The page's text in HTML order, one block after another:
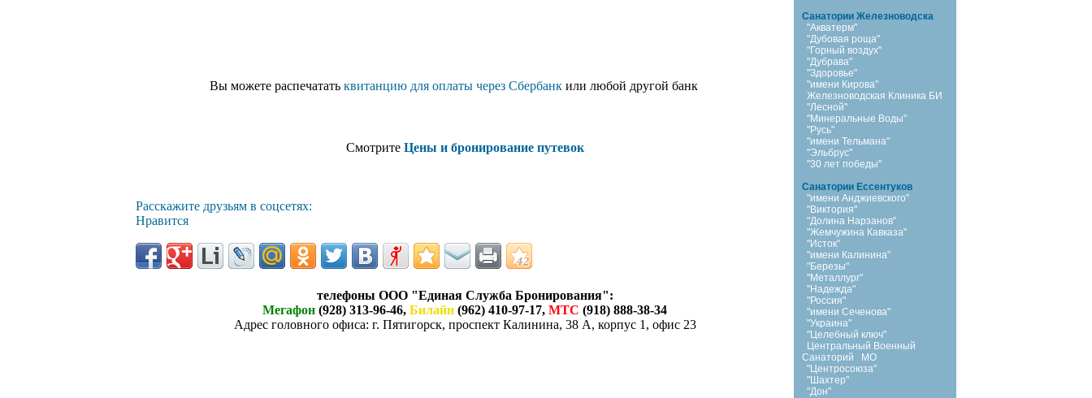
Вы можете распечатать квитанцию для оплаты через Сбербанк или любой другой банк
Смотрите Цены и бронирование путевок
Расскажите друзьям в соцсетях:
Нравится
телефоны ООО "Единая Служба Бронирования":
Мегафон (928) 313-96-46, Билайн (962) 410-97-17, МТС (918) 888-38-34
Адрес головного офиса: г. Пятигорск, проспект Калинина, 38 А, корпус 1, офис 23
Санатории Железноводска
"Акватерм"
"Дубовая роща"
"Горный воздух"
"Дубрава"
"Здоровье"
"имени Кирова"
Железноводская Клиника БИ
"Лесной"
"Минеральные Воды"
"Русь"
"имени Тельмана"
"Эльбрус"
"30 лет победы"
Санатории Ессентуков
"имени Анджиевского"
"Виктория"
"Долина Нарзанов"
"Жемчужина Кавказа"
"Исток"
"имени Калинина"
"Березы"
"Металлург"
"Надежда"
"Россия"
"имени Сеченова"
"Украина"
"Целебный ключ"
Центральный Военный
Санаторий МО
"Центросоюза"
"Шахтер"
"Дон"